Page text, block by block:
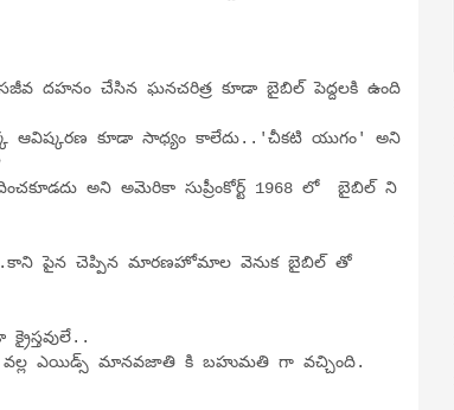
సజీవ దహనం చేసిన ఘనచరిత్ర కూడా బైబిల్ పెద్దలకి ఉంది
ఆవిష్కరణ కూడా సాధ్యం కాలేదు..'చీకటి యుగం' అని
అని అమెరికా సుప్రీంకోర్ట్ 1968 లో బైబిల్ ని
పైన చెప్పిన మారణహోమాల వెనుక బైబిల్ తో
వల్ల ఎయిడ్స్ మానవజాతి కి బహుమతి గా వచ్చింది.